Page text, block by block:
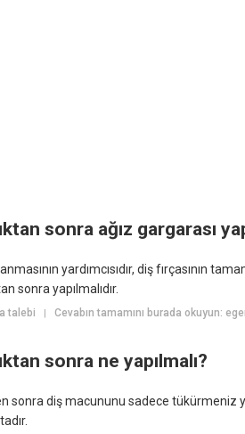
sonra ağız gargarası
yardımcısıdır, diş fırçasının
sonra yapılmalıdır.
talebi Cevabın tamamını burada okuyun:
sonra ne yapılmalı?
sonra diş macununu sadece tükürmeniz